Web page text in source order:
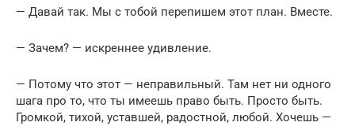
— Давай так. Мы с тобой перепишем этот план. Вместе.
— Зачем? — искреннее удивление.
— Потому что этот — неправильный. Там нет ни одного
шага про то, что ты имеешь право быть. Просто быть.
Громкой, тихой, уставшей, радостной, любой. Хочешь —